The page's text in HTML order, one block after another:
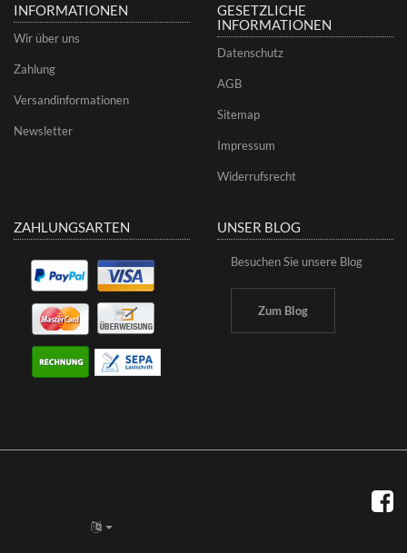
INFORMATIONEN
Wir über uns
Zahlung
Versandinformationen
Newsletter
GESETZLICHE
INFORMATIONEN
Datenschutz
AGB
Sitemap
Impressum
Widerrufsrecht
ZAHLUNGSARTEN UNSER BLOG
Besuchen Sie unsere Blog
Zum Blog